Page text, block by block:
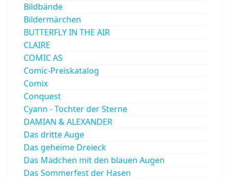
Bildbände
Bildermärchen
BUTTERFLY IN THE AIR
CLAIRE
COMIC AS
Comic-Preiskatalog
Comix
Conquest
Cyann - Tochter der Sterne
DAMIAN & ALEXANDER
Das dritte Auge
Das geheime Dreieck
Das Mädchen mit den blauen Augen
Das Sommerfest der Hasen